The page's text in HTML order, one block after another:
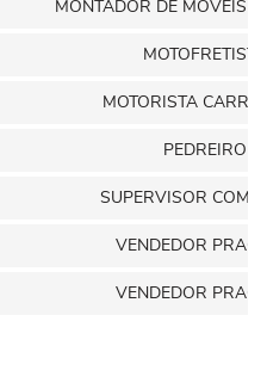
MONTADOR DE MÓVEIS
MOTOFRETISTA
MOTORISTA
PEDREIRO
SUPERVISOR
VENDEDOR
VENDEDOR